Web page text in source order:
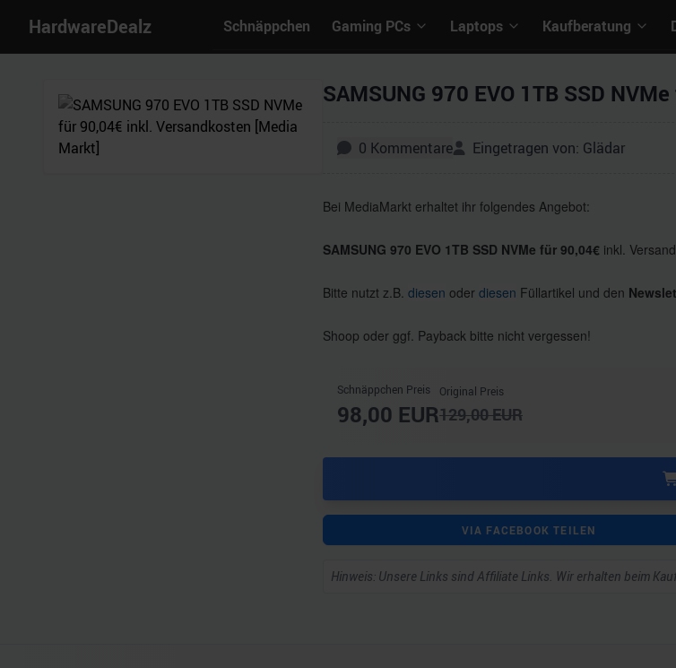
HardwareDealz Schnäppchen Gaming PCs Laptops Kaufberatung
SAMSUNG 970 EVO 1TB SSD
0 Kommentare Eingetragen von: Glädar
Bei MediaMarkt erhaltet ihr folgendes Angebot:
SAMSUNG 970 EVO 1TB SSD NVMe für 90,04€ inkl.
Bitte nutzt z.B. diesen oder diesen Füllartikel und den
Shoop oder ggf. Payback bitte nicht vergessen!
Schnäppchen Preis
98,00 EUR
Original Preis
129,00EUR
VIA FACEBOOK TEILEN
Hinweis: Unsere Links sind Affiliate Links. Wir erhalten beim